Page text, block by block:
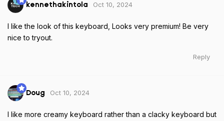
kennethakintola Oct 10, 2024
I like the look of this keyboard, Looks very premium! Be very
nice to tryout.
Reply
Doug Oct 10, 2024
I like more creamy keyboard rather than a clacky keyboard but